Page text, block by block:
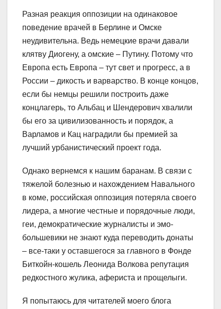
Разная реакция оппозиции на одинаковое
поведение врачей в Берлине и Омске
неудивительна. Ведь немецкие врачи давали
клятву Диогену, а омские – Путину. Потому что
Европа есть Европа – тут свет и прогресс, а в
России – дикость и варварство. В конце концов,
если бы немцы решили построить даже
концлагерь, то Альбац и Шендерович хвалили
бы его за цивилизованность и порядок, а
Варламов и Кац наградили бы премией за
лучший урбанистический проект года.
Однако вернемся к нашим баранам. В связи с
тяжелой болезнью и нахождением Навального
в коме, российская оппозиция потеряла своего
лидера, а многие честные и порядочные люди,
геи, демократические журналисты и эмо-​
большевики не знают куда переводить донаты
– все-​таки у оставшегося за главного в Фонде
Биткойн-​кошель Леонида Волкова репутация
редкостного жулика, афериста и прощелыги.
Я попытаюсь для читателей моего блога